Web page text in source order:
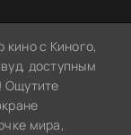
кино с Киного,
доступным
Ощутите
мира,